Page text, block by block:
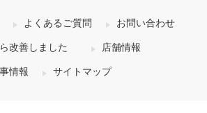
よくあるご質問 お問い合わせ
改善しました 店舗情報
情報 サイトマップ